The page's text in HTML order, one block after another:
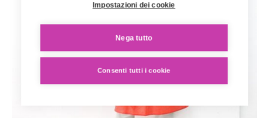
Impostazioni dei cookie
Nega tutto
Consenti tutti i cookie